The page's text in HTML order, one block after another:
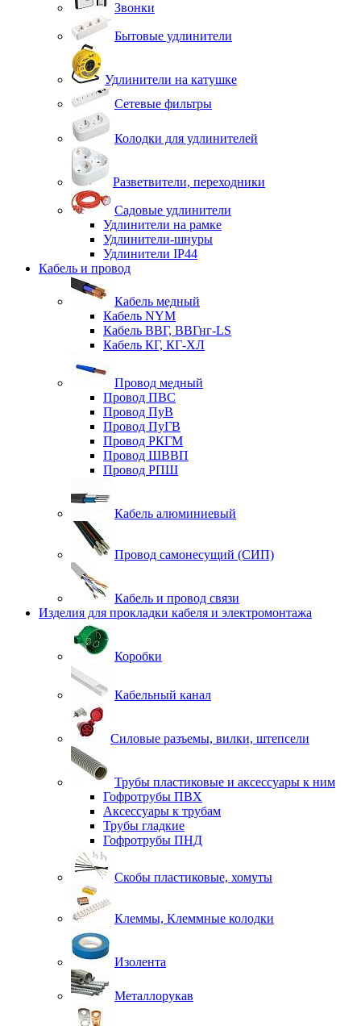
Звонки
Бытовые удлинители
Удлинители на катушке
Сетевые фильтры
Колодки для удлинителей
Разветвители, переходники
Садовые удлинители
Удлинители на рамке
Удлинители-шнуры
Удлинители IP44
Кабель и провод
Кабель медный
Кабель NYM
Кабель ВВГ, ВВГнг-LS
Кабель КГ, КГ-ХЛ
Провод медный
Провод ПВС
Провод ПуВ
Провод ПуГВ
Провод РКГМ
Провод ШВВП
Провод РПШ
Кабель алюминиевый
Провод самонесущий (СИП)
Кабель и провод связи
Изделия для прокладки кабеля и электромонтажа
Коробки
Кабельный канал
Силовые разъемы, вилки, штепсели
Трубы пластиковые и аксессуары к ним
Гофротрубы ПВХ
Аксессуары к трубам
Трубы гладкие
Гофротрубы ПНД
Скобы пластиковые, хомуты
Клеммы, Клеммные колодки
Изолента
Металлорукав